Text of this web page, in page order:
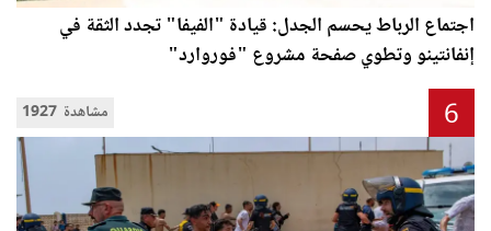
اجتماع الرباط يحسم الجدل: قيادة "الفيفا" تجدد الثقة في
إنفانتينو وتطوي صفحة مشروع "فوروارد"
1927 مشاهدة 6